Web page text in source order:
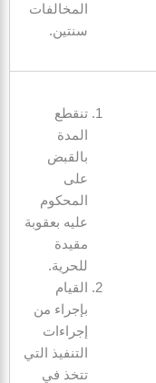
المخالفات
سنتين.
تنقطع
المدة
بالقبض
على
المحكوم
عليه بعقوبة
مقيدة
للحرية.
القيام
بإجراء من
إجراءات
التنفيذ التي
تتخذ في